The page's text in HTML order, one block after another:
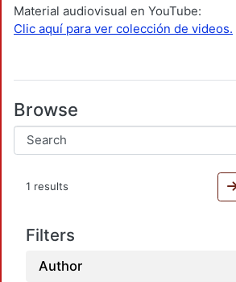
Material audiovisual en YouTube:
Clic aquí para ver colección de videos.
Browse
1 results
Filters
Author